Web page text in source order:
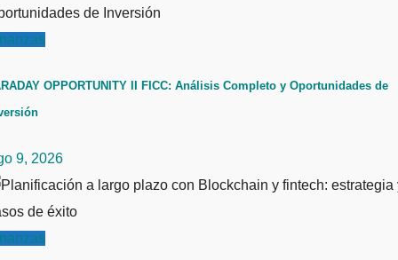
OPPORTUNITY II FICC: Análisis Completo y Oportunidades de
9, 2026